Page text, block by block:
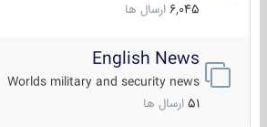
6,045 ارسال ها
English News
Worlds military and security news
51 ارسال ها